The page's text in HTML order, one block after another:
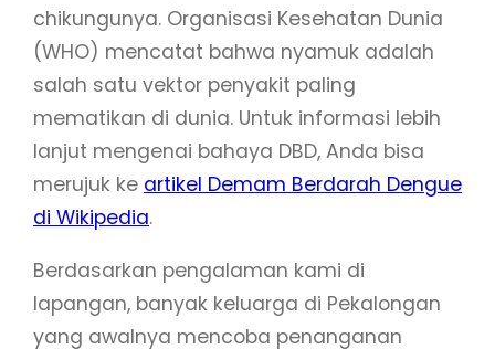
chikungunya. Organisasi Kesehatan Dunia
(WHO) mencatat bahwa nyamuk adalah
salah satu vektor penyakit paling
mematikan di dunia. Untuk informasi lebih
lanjut mengenai bahaya DBD, Anda bisa
merujuk ke artikel Demam Berdarah Dengue
di Wikipedia.
Berdasarkan pengalaman kami di
lapangan, banyak keluarga di Pekalongan
yang awalnya mencoba penanganan